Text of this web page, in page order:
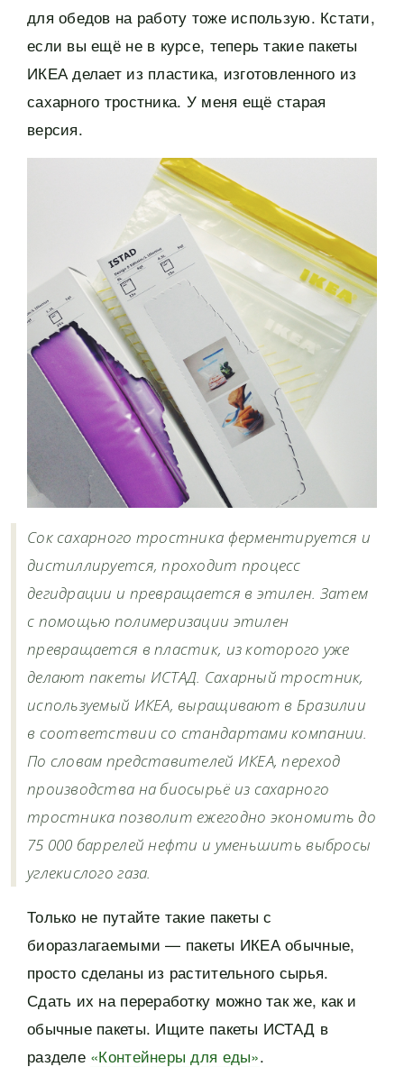
для обедов на работу тоже использую. Кстати,
если вы ещё не в курсе, теперь такие пакеты
ИКЕА делает из пластика, изготовленного из
сахарного тростника. У меня ещё старая
версия.
Сок сахарного тростника ферментируется и
дистиллируется, проходит процесс
дегидрации и превращается в этилен. Затем
с помощью полимеризации этилен
превращается в пластик, из которого уже
делают пакеты ИСТАД. Сахарный тростник,
используемый ИКЕА, выращивают в Бразилии
в соответствии со стандартами компании.
По словам представителей ИКЕА, переход
производства на биосырьё из сахарного
тростника позволит ежегодно экономить до
75 000 баррелей нефти и уменьшить выбросы
углекислого газа.
Только не путайте такие пакеты с
биоразлагаемыми — пакеты ИКЕА обычные,
просто сделаны из растительного сырья.
Сдать их на переработку можно так же, как и
обычные пакеты. Ищите пакеты ИСТАД в
разделе «Контейнеры для еды».